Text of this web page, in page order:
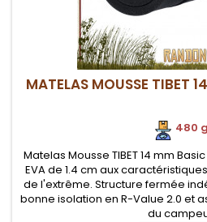
MATELAS MOUSSE TIBET
480 g
Matelas Mousse TIBET 14 mm
EVA de 1.4 cm aux
de l'extrême. Structure fermée
bonne isolation en R-Value 2.0 et
du